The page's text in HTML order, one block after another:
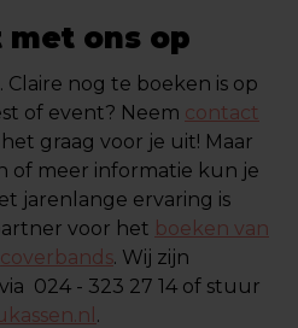
met ons op
nog te boeken is op
of event? Neem contact
graag voor je uit! Maar
of meer informatie kun je
jarenlange ervaring is
voor het boeken van
coverbands. Wij zijn
024 - 323 27 14 of stuur
.